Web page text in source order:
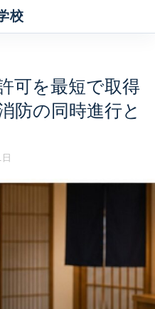
校
可を最短で取得
防の同時進行と